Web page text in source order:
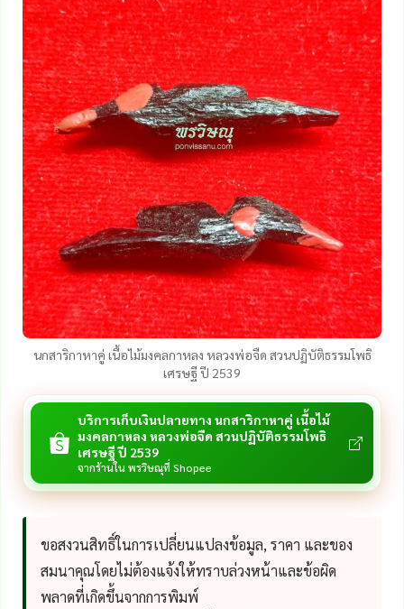
นกสาริกาหาคู่ เนื้อไม้มงคลกาหลง หลวงพ่อจืด สวนปฏิบัติธรรมโพธิ
เศรษฐี ปี 2539
บริการเก็บเงินปลายทาง นกสาริกาหาคู่ เนื้อไม้
มงคลกาหลง หลวงพ่อจืด สวนปฏิบัติธรรมโพธิ
เศรษฐี ปี 2539
จากร้านใน พรวิษณุที่ Shopee
ขอสงวนสิทธิ์ในการเปลี่ยนแปลงข้อมูล, ราคา และของ
สมนาคุณโดยไม่ต้องแจ้งให้ทราบล่วงหน้าและข้อผิด
พลาดที่เกิดขึ้นจากการพิมพ์